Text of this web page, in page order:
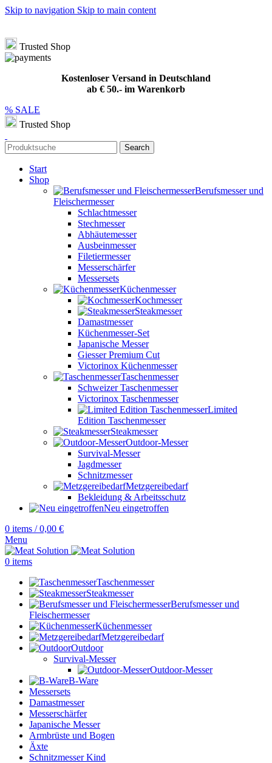
Skip to navigation Skip to main content
Trusted Shop
Kostenloser Versand in Deutschland
ab € 50.- im Warenkorb
% SALE
Trusted Shop
Search
Start
Shop
Berufsmesser und
Fleischermesser
Schlachtmesser
Stechmesser
Abhäutemesser
Ausbeinmesser
Filetiermesser
Messerschärfer
Messersets
Küchenmesser
Kochmesser
Steakmesser
Damastmesser
Küchenmesser-Set
Japanische Messer
Giesser Premium Cut
Victorinox Küchenmesser
Taschenmesser
Schweizer Taschenmesser
Victorinox Taschenmesser
Limited
Edition Taschenmesser
Steakmesser
Outdoor-Messer
Survival-Messer
Jagdmesser
Schnitzmesser
Metzgereibedarf
Bekleidung & Arbeitsschutz
Neu eingetroffen
0 items / 0,00 €
Menu
0 items
Taschenmesser
Steakmesser
Berufsmesser und
Fleischermesser
Küchenmesser
Metzgereibedarf
Outdoor
Survival-Messer
Outdoor-Messer
B-Ware
Messersets
Damastmesser
Messerschärfer
Japanische Messer
Armbrüste und Bogen
Äxte
Schnitzmesser Kind